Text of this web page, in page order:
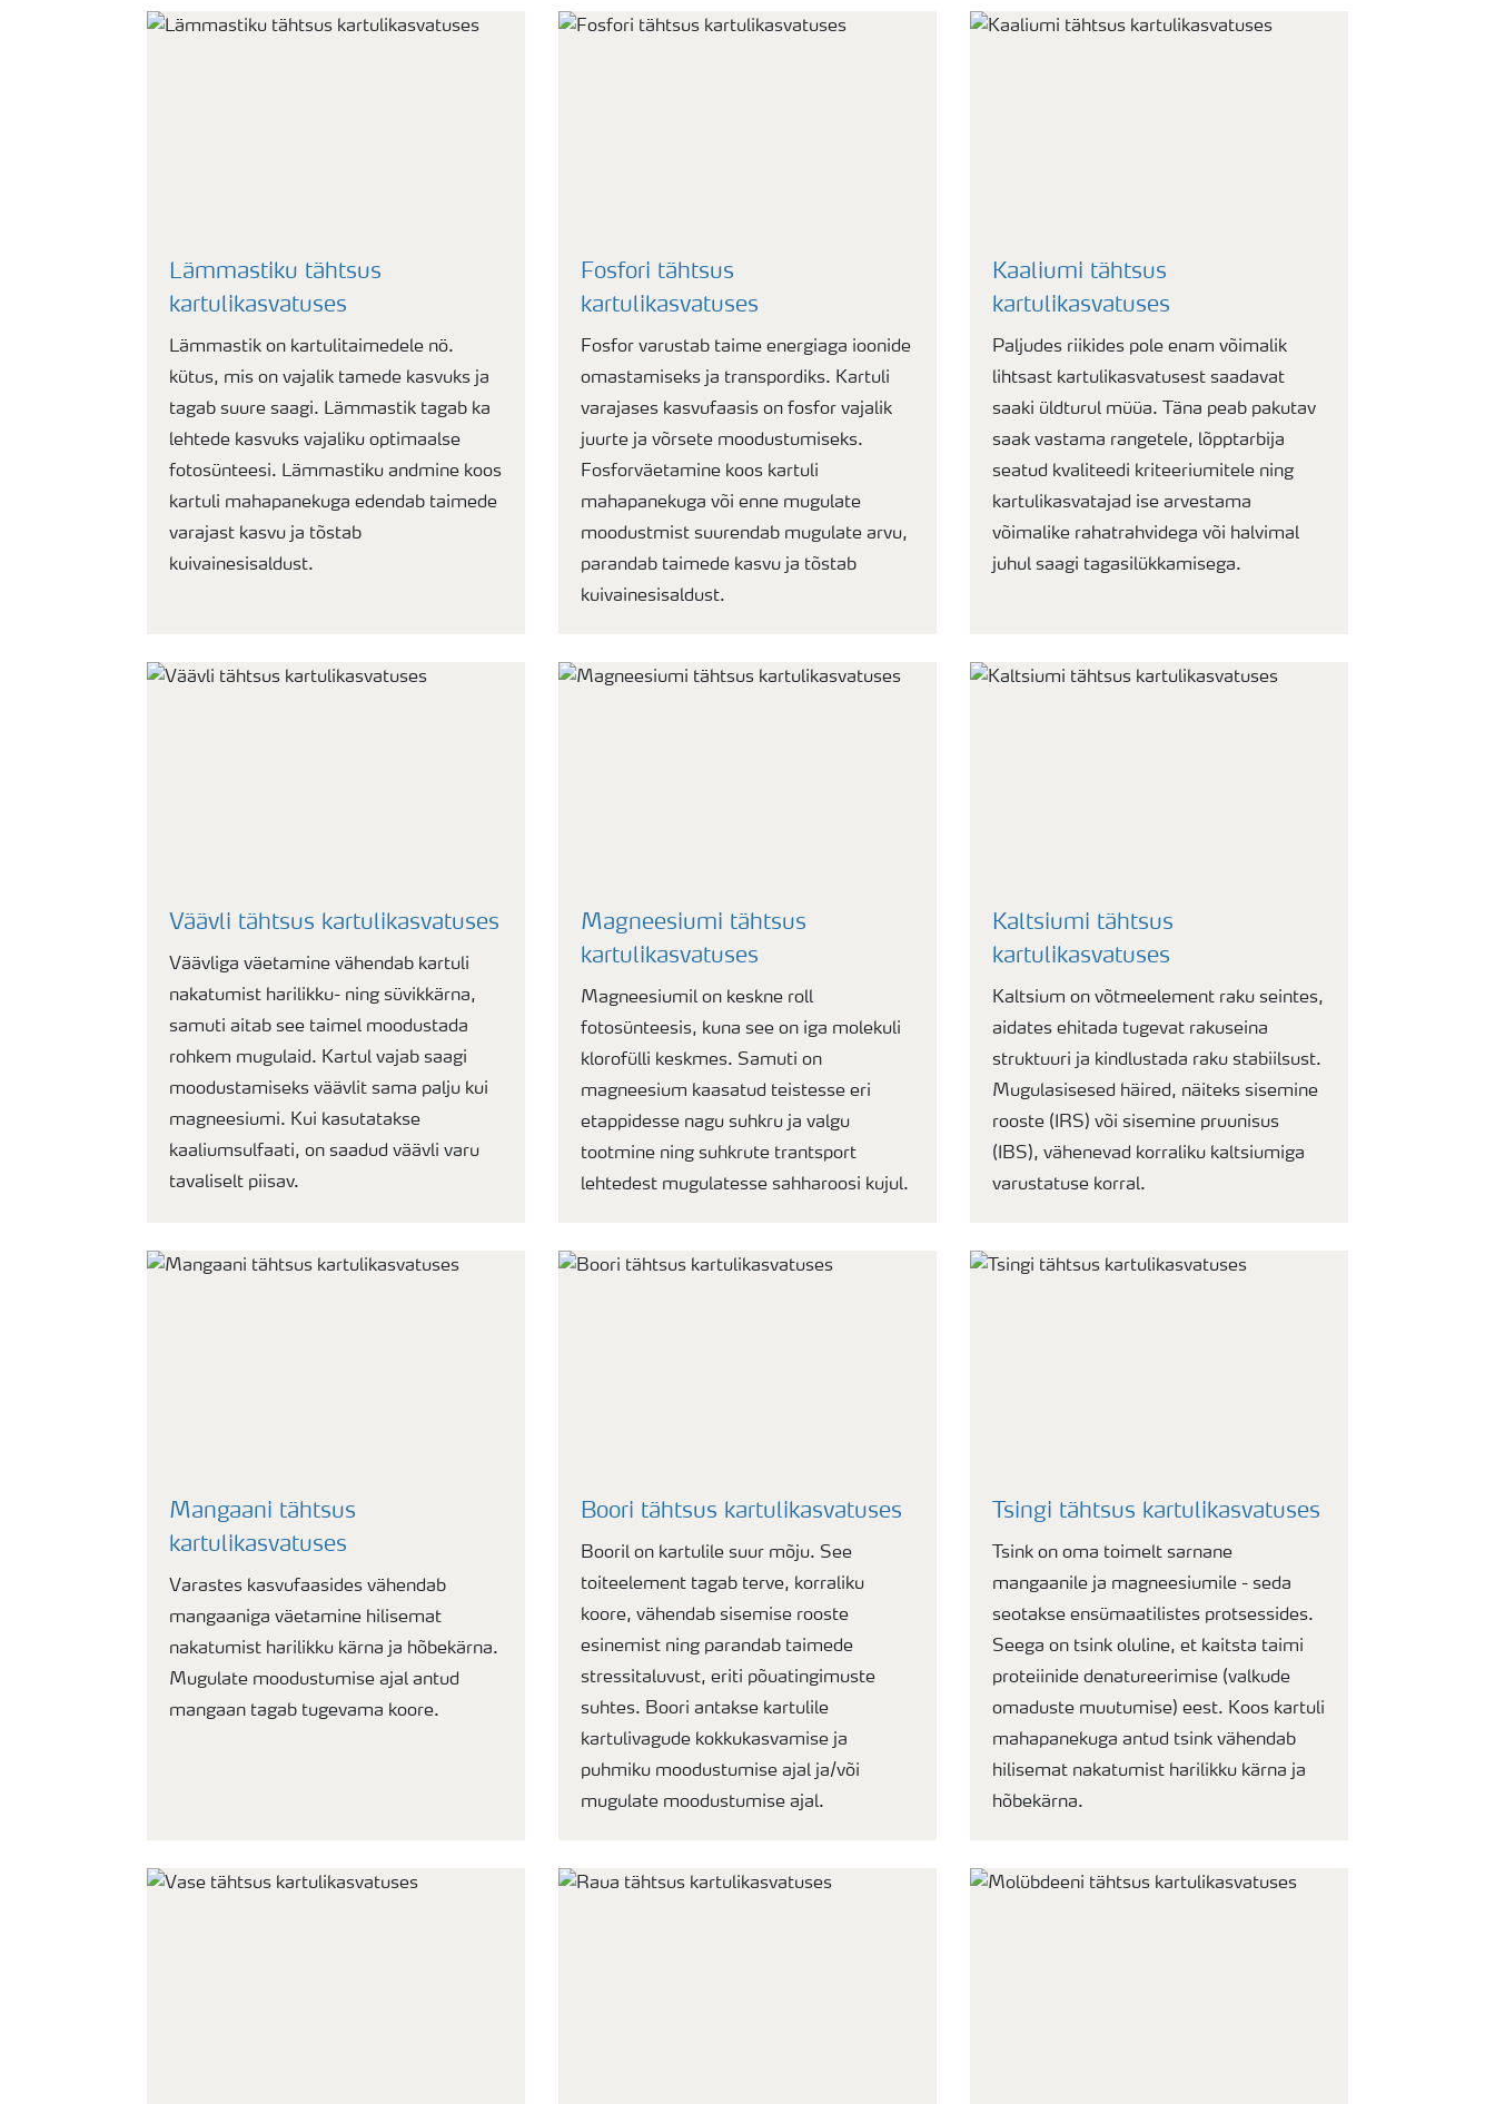
Lämmastiku tähtsus
kartulikasvatuses
Lämmastik on kartulitaimedele nö.
kütus, mis on vajalik tamede kasvuks ja
tagab suure saagi. Lämmastik tagab ka
lehtede kasvuks vajaliku optimaalse
fotosünteesi. Lämmastiku andmine koos
kartuli mahapanekuga edendab taimede
varajast kasvu ja tõstab
kuivainesisaldust.
Fosfori tähtsus
kartulikasvatuses
Fosfor varustab taime energiaga ioonide
omastamiseks ja transpordiks. Kartuli
varajases kasvufaasis on fosfor vajalik
juurte ja võrsete moodustumiseks.
Fosforväetamine koos kartuli
mahapanekuga või enne mugulate
moodustmist suurendab mugulate arvu,
parandab taimede kasvu ja tõstab
kuivainesisaldust.
Kaaliumi tähtsus
kartulikasvatuses
Paljudes riikides pole enam võimalik
lihtsast kartulikasvatusest saadavat
saaki üldturul müüa. Täna peab pakutav
saak vastama rangetele, lõpptarbija
seatud kvaliteedi kriteeriumitele ning
kartulikasvatajad ise arvestama
võimalike rahatrahvidega või halvimal
juhul saagi tagasilükkamisega.
Väävli tähtsus kartulikasvatuses
Väävliga väetamine vähendab kartuli
nakatumist harilikku- ning süvikkärna,
samuti aitab see taimel moodustada
rohkem mugulaid. Kartul vajab saagi
moodustamiseks väävlit sama palju kui
magneesiumi. Kui kasutatakse
kaaliumsulfaati, on saadud väävli varu
tavaliselt piisav.
Magneesiumi tähtsus
kartulikasvatuses
Magneesiumil on keskne roll
fotosünteesis, kuna see on iga molekuli
klorofülli keskmes. Samuti on
magneesium kaasatud teistesse eri
etappidesse nagu suhkru ja valgu
tootmine ning suhkrute trantsport
lehtedest mugulatesse sahharoosi kujul.
Kaltsiumi tähtsus
kartulikasvatuses
Kaltsium on võtmeelement raku seintes,
aidates ehitada tugevat rakuseina
struktuuri ja kindlustada raku stabiilsust.
Mugulasisesed häired, näiteks sisemine
rooste (IRS) või sisemine pruunisus
(IBS), vähenevad korraliku kaltsiumiga
varustatuse korral.
Mangaani tähtsus
kartulikasvatuses
Varastes kasvufaasides vähendab
mangaaniga väetamine hilisemat
nakatumist harilikku kärna ja hõbekärna.
Mugulate moodustumise ajal antud
mangaan tagab tugevama koore.
Boori tähtsus kartulikasvatuses
Booril on kartulile suur mõju. See
toiteelement tagab terve, korraliku
koore, vähendab sisemise rooste
esinemist ning parandab taimede
stressitaluvust, eriti põuatingimuste
suhtes. Boori antakse kartulile
kartulivagude kokkukasvamise ja
puhmiku moodustumise ajal ja/või
mugulate moodustumise ajal.
Tsingi tähtsus kartulikasvatuses
Tsink on oma toimelt sarnane
mangaanile ja magneesiumile - seda
seotakse ensümaatilistes protsessides.
Seega on tsink oluline, et kaitsta taimi
proteiinide denatureerimise (valkude
omaduste muutumise) eest. Koos kartuli
mahapanekuga antud tsink vähendab
hilisemat nakatumist harilikku kärna ja
hõbekärna.